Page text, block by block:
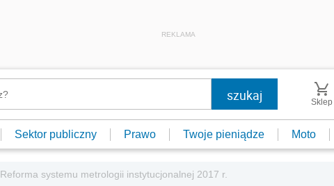
REKLAMA
Sklep
Sektor publiczny Prawo Twoje pieniądze Moto
Reforma systemu metrologii instytucjonalnej 2017 r.